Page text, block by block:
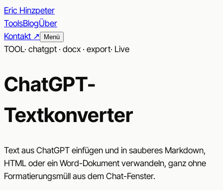
Eric Hinzpeter
ToolsBlogÜber
Kontakt ↗︎
Menü
TOOL· chatgpt · docx · export· Live
ChatGPT-
Textkonverter
Text aus ChatGPT einfügen und in sauberes Markdown,
HTML oder ein Word-Dokument verwandeln, ganz ohne
Formatierungsmüll aus dem Chat-Fenster.